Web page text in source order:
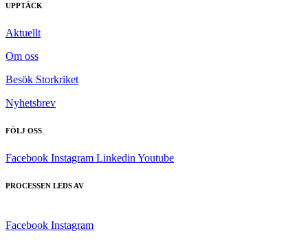
UPPTÄCK
Aktuellt
Om oss
Besök Storkriket
Nyhetsbrev
FÖLJ OSS
Facebook Instagram Linkedin Youtube
PROCESSEN LEDS AV
Facebook Instagram